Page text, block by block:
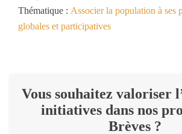
Thématique : Associer la population à ses
globales et participatives
Vous souhaitez valoriser
initiatives dans nos
Brèves ?